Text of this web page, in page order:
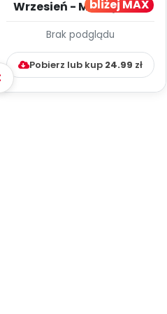
bliżej MAX
Wrzesień - MIESIĘCZNY
WYCHOWAWCZO –
DYDAKTYC...
Brak podglądu
Pobierz lub kup 24.99 zł